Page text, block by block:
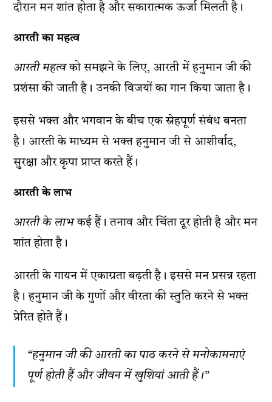
दौरान मन शांत होता है और सकारात्मक ऊर्जा मिलती है।
आरती का महत्व
आरती महत्वको समझने के लिए, आरती में हनुमान जी की
प्रशंसा की जाती है। उनकी विजयों का गान किया जाता है।
इससे भक्त और भगवान के बीच एक स्नेहपूर्ण संबंध बनता
है। आरती के माध्यम से भक्त हनुमान जी से आशीर्वाद,
सुरक्षा और कृपा प्राप्त करते हैं।
आरती के लाभ
आरती के लाभकई हैं। तनाव और चिंता दूर होती है और मन
शांत होता है।
आरती के गायन में एकाग्रता बढ़ती है। इससे मन प्रसन्न रहता
है। हनुमान जी के गुणों और वीरता की स्तुति करने से भक्त
प्रेरित होते हैं।
“हनुमान जी की आरती का पाठ करने से मनोकामनाएं
पूर्ण होती हैं और जीवन में खुशियां आती हैं।”